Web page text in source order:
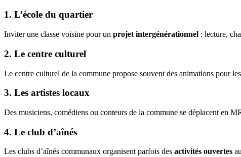
1. L’école du quartier
Inviter une classe voisine pour un projet intergénérationnel : lecture,
2. Le centre culturel
Le centre culturel de la commune propose souvent des animations pour
3. Les artistes locaux
Des musiciens, comédiens ou conteurs de la commune se déplacent en
4. Le club d’aînés
Les clubs d’aînés communaux organisent parfois des activités ouvertes